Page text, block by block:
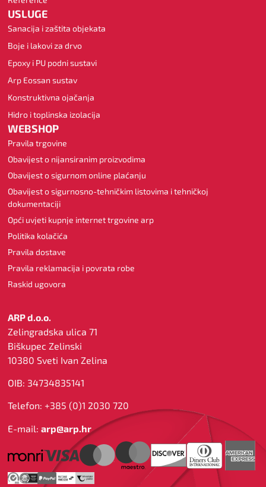
USLUGE
Sanacija i zaštita objekata
Boje i lakovi za drvo
Epoxy i PU podni sustavi
Arp Eossan sustav
Konstruktivna ojačanja
Hidro i toplinska izolacija
WEBSHOP
Pravila trgovine
Obavijest o nijansiranim proizvodima
Obavijest o sigurnom online plaćanju
Obavijest o sigurnosno-tehničkim listovima i tehničkoj
dokumentaciji
Opći uvjeti kupnje internet trgovine arp
Politika kolačića
Pravila dostave
Pravila reklamacija i povrata robe
Raskid ugovora
ARP d.o.o.
Zelingradska ulica 71
Biškupec Zelinski
10380 Sveti Ivan Zelina
OIB: 34734835141
Telefon: +385 (0)1 2030 720
E-mail: arp@arp.hr